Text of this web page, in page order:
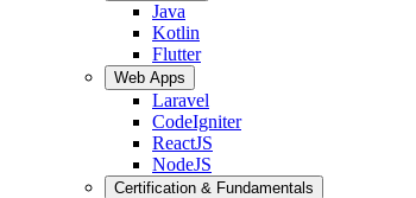
Java
Kotlin
Flutter
Web Apps
Laravel
CodeIgniter
ReactJS
NodeJS
Certification & Fundamentals